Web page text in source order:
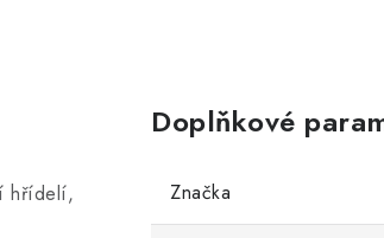
hřídelí,
Doplňkové
Značka